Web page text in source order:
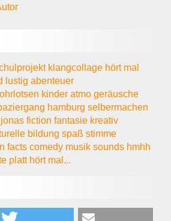
klangcollage hört mal
lustigabenteuer
ohrlotsen kinderatmogeräusche
hamburgselbermachen
jonasfictionfantasie kreativ
bildungspaßstimme
factscomedy musiksounds hmhh
platt hört mal...